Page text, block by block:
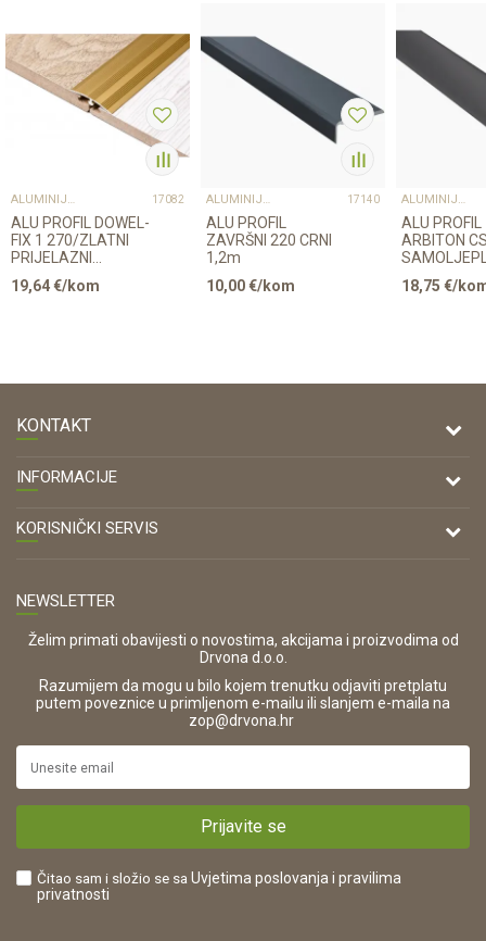
ALUMINIJSKI PROFILI 17082
ALU PROFIL DOWEL-
FIX 1 270/ZLATNI
PRIJELAZNI
19,64€/kom
ALUMINIJSKI PROFILI 17140
ALU PROFIL
ZAVRŠNI 220 CRNI
1,2m
10,00€/kom
ALUMINIJSKI PROFILI
ALU PROFIL
ARBITON
220 CRNI
18,75 €/
KONTAKT
DRVONA D.O.O.
Antuna Mihanovića 7,
47000 Karlovac
OIB:
42821181683
16280
https://www.drvona.hr/
POREZNI BROJ:
INFORMACIJE
O nama
KORISNIČKI SERVIS
Zaštita privatnosti i osobnih podataka
Korištenje kolačića
Pravo na odustajanje i jednostrani raskid ugovora
Reklamacije
Plaćanje karticama
Što dobivam registracijom?
NEWSLETTER
Želim primati obavijesti o novostima, akcijama i proizvodima od
Drvona d.o.o.
Razumijem da mogu u bilo kojem trenutku odjaviti pretplatu
putem poveznice u primljenom e-mailu ili slanjem e-maila na
zop@drvona.hr
Prijavite se
Čitao sam i složio se sa Uvjetima poslovanja i pravilima
privatnosti